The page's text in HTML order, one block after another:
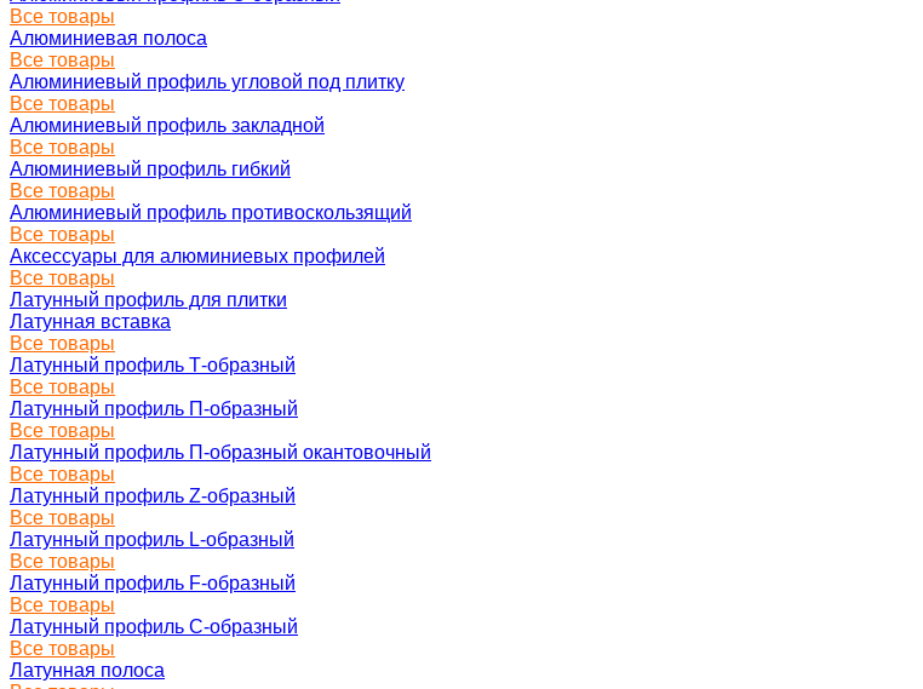
Все товары
Алюминиевая полоса
Все товары
Алюминиевый профиль угловой под плитку
Все товары
Алюминиевый профиль закладной
Все товары
Алюминиевый профиль гибкий
Все товары
Алюминиевый профиль противоскользящий
Все товары
Аксессуары для алюминиевых профилей
Все товары
Латунный профиль для плитки
Латунная вставка
Все товары
Латунный профиль Т-образный
Все товары
Латунный профиль П-образный
Все товары
Латунный профиль П-образный окантовочный
Все товары
Латунный профиль Z-образный
Все товары
Латунный профиль L-образный
Все товары
Латунный профиль F-образный
Все товары
Латунный профиль C-образный
Все товары
Латунная полоса